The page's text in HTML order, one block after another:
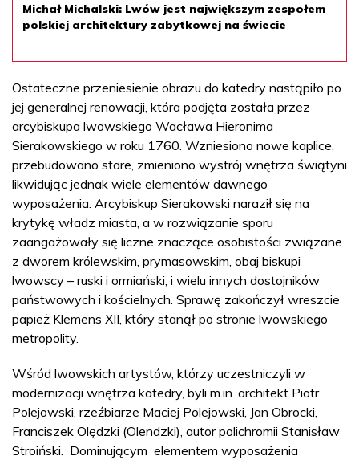
Michał Michalski: Lwów jest największym zespołem
polskiej architektury zabytkowej na świecie
Ostateczne przeniesienie obrazu do katedry nastąpiło po
jej generalnej renowacji, która podjęta została przez
arcybiskupa lwowskiego Wacława Hieronima
Sierakowskiego w roku 1760. Wzniesiono nowe kaplice,
przebudowano stare, zmieniono wystrój wnętrza świątyni
likwidując jednak wiele elementów dawnego
wyposażenia. Arcybiskup Sierakowski naraził się na
krytykę władz miasta, a w rozwiązanie sporu
zaangażowały się liczne znaczące osobistości związane
z dworem królewskim, prymasowskim, obaj biskupi
lwowscy – ruski i ormiański, i wielu innych dostojników
państwowych i kościelnych. Sprawę zakończył wreszcie
papież Klemens XII, który stanął po stronie lwowskiego
metropolity.
Wśród lwowskich artystów, którzy uczestniczyli w
modernizacji wnętrza katedry, byli m.in. architekt Piotr
Polejowski, rzeźbiarze Maciej Polejowski, Jan Obrocki,
Franciszek Olędzki (Olendzki), autor polichromii Stanisław
Stroiński. Dominującym elementem wyposażenia